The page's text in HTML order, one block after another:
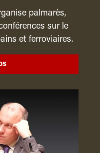
palmarès,
sur le
et ferroviaires.